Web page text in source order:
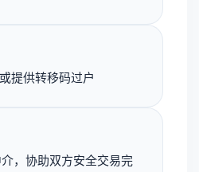
提供转移码过户
，协助双方安全交易完